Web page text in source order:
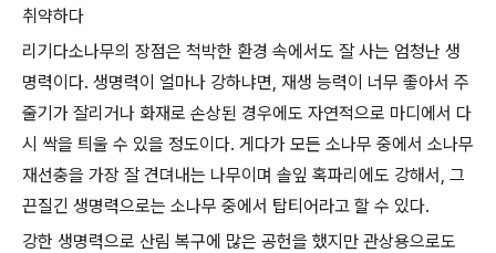
취약하다
리기다소나무의 장점은 척박한 환경 속에서도 잘 사는 엄청난 생
명력이다. 생명력이 얼마나 강하냐면, 재생 능력이 너무 좋아서 주
줄기가 잘리거나 화재로 손상된 경우에도 자연적으로 마디에서 다
시 싹을 틔울 수 있을 정도이다. 게다가 모든 소나무 중에서 소나무
재선충을 가장 잘 견뎌내는 나무이며 솔잎 혹파리에도 강해서, 그
끈질긴 생명력으로는 소나무 중에서 탑티어라고 할 수 있다.
강한 생명력으로 산림 복구에 많은 공헌을 했지만 관상용으로도